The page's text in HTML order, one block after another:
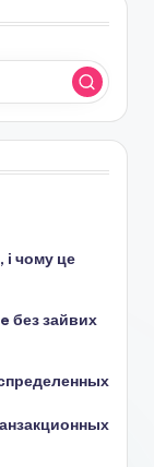
і чому це
без зайвих